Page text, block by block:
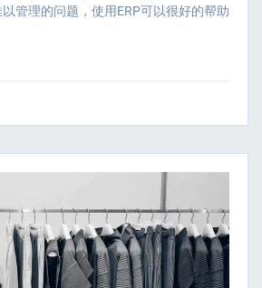
管理的问题，使用ERP可以很好的帮助